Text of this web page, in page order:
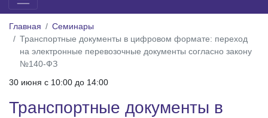
Главная
Семинары
Транспортные документы в цифровом формате: переход
на электронные перевозочные документы согласно закону
№140-ФЗ
30 июня c 10:00 до 14:00
Транспортные документы в